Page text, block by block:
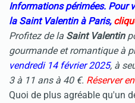
Informations périmées. Pour
la Saint Valentin à Paris,
Profitez de la Saint Valentin
gourmande et romantique à
vendredi 14 février 2025, à
3 à 11 ans à 40 €. Réserver
Quoi de plus agréable qu'un